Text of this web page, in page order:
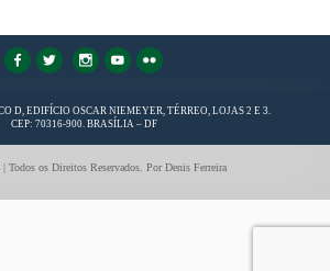
D, EDIFÍCIO OSCAR NIEMEYER, TÉRREO, LOJAS 2 E 3.
CEP: 70316-900. BRASÍLIA – DF
Todos os Direitos Reservados. Por Denis Ferreira